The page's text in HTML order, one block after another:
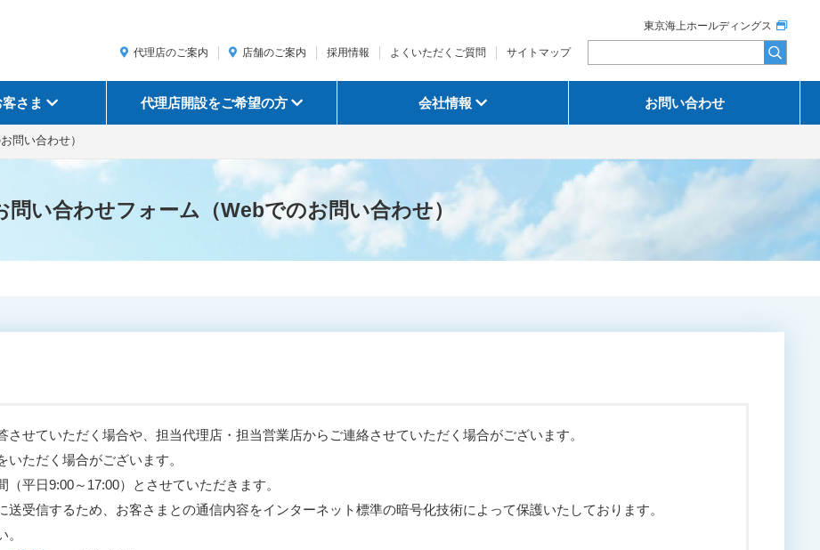
東京海上ホールディングス
代理店のご案内 店舗のご案内 採用情報 よくいただくご質問 サイトマップ
さま 代理店開設をご希望の方 会社情報 お問い合わせ
問い合わせ）
問い合わせフォーム （Webでのお問い合わせ）
せていただく場合や、担当代理店・担当営業店からご連絡させていただく場合がございます。
ただく場合がございます。
平日9:00～17:00）とさせていただきます。
受信するため、お客さまとの通信内容をインターネット標準の暗号化技術によって保護いたしております。